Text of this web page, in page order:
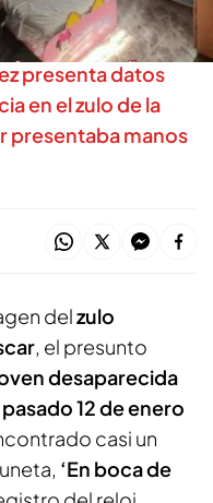
presenta datos
en el zulo de la
presentaba manos
delzulo
, el presunto
desaparecida
12 de enero
casi un
‘En boca de